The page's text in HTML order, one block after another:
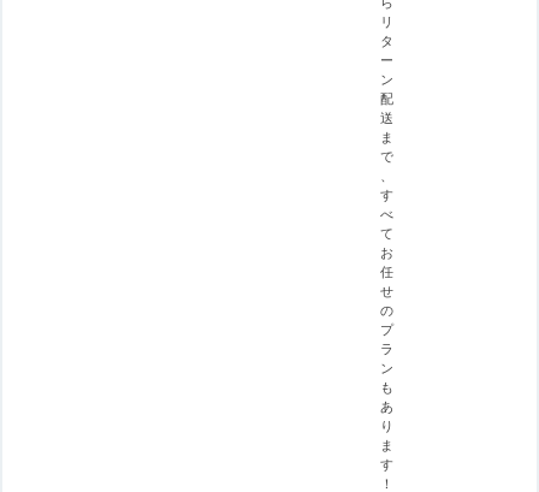
リ
タ
ー
ン
配
送
ま
で
す
べ
て
お
任
せ
の
プ
ラ
ン
も
あ
り
ま
す
！